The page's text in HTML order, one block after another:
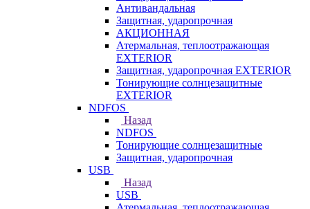
Антивандальная
Защитная, ударопрочная
АКЦИОННАЯ
Атермальная, теплоотражающая
EXTERIOR
Защитная, ударопрочная EXTERIOR
Тонирующие солнцезащитные
EXTERIOR
NDFOS
Назад
NDFOS
Тонирующие солнцезащитные
Защитная, ударопрочная
USB
Назад
USB